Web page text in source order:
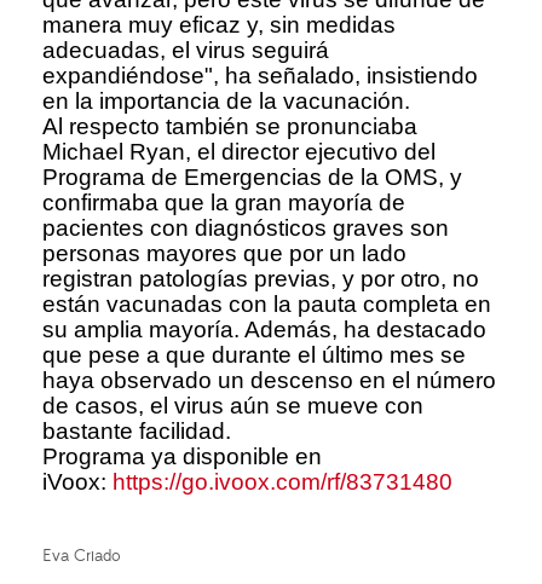
manera muy eficaz y, sin medidas
adecuadas, el virus seguirá
expandiéndose", ha señalado, insistiendo
en la importancia de la vacunación.
Al respecto también se pronunciaba
Michael Ryan, el director ejecutivo del
Programa de Emergencias de la OMS, y
confirmaba que la gran mayoría de
pacientes con diagnósticos graves son
personas mayores que por un lado
registran patologías previas, y por otro, no
están vacunadas con la pauta completa en
su amplia mayoría. Además, ha destacado
que pese a que durante el último mes se
haya observado un descenso en el número
de casos, el virus aún se mueve con
bastante facilidad.
Programa ya disponible en
iVoox: https://go.ivoox.com/rf/83731480
Eva Criado